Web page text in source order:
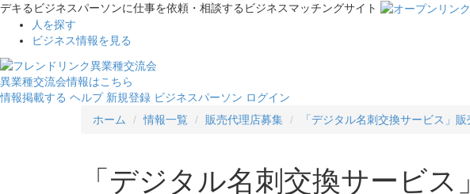
デキるビジネスパーソンに仕事を依頼・相談するビジネスマッチングサイト
人を探す
ビジネス情報を見る
異業種交流会情報はこちら
情報掲載する ヘルプ 新規登録 ビジネスパーソン ログイン
ホーム
情報一覧 販売代理店募集 「デジタル名刺交換サービス」
「デジタル名刺交換サービ